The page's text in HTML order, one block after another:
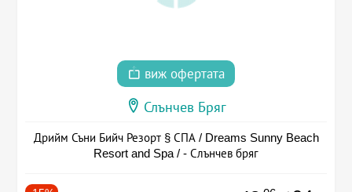
виж офертата
Слънчев Бряг
Дрийм Съни Бийч Резорт § СПА / Dreams Sunny Beach
Resort and Spa / - Слънчев бряг